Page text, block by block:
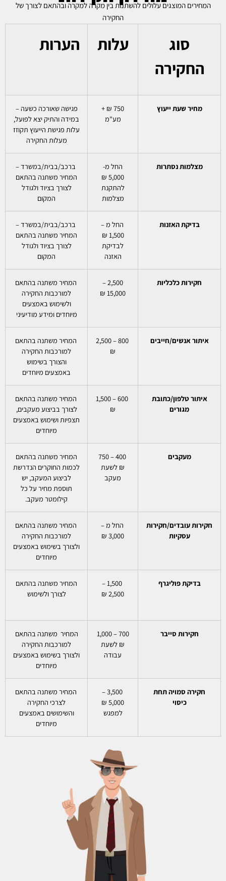
המחירים המוצגים עלולים להשתנות בין מקרה למקרה ובהתאם לצורך של
החקירה
סוג
החקירה
עלות הערות
מחיר שעת ייעוץ
750 ₪ +
מע"מ
פגישה שאורכה כשעה –
במידה והתיק יצא לפועל,
עלות פגישת הייעוץ תקוזז
מעלות החקירה
מצלמות נסתרות
החל מ-
5,000 ₪
להתקנת
מצלמות
ברכב/בבית/במשרד –
המחיר משתנה בהתאם
לצורך בציוד ולגודל
המקום
בדיקת האזנות
החל מ –
1,500 ₪
לבדיקת
האזנה
ברכב/בבית/במשרד –
המחיר משתנה בהתאם
לצורך בציוד ולגודל
המקום
חקירות כלכליות
2,500 –
15,000 ₪
המחיר משתנה בהתאם
למורכבות החקירה
ולשימוש באמצעים
מיוחדים ומידע מודיעיני
איתור אנשים/חייבים
800 – 2,500
₪
המחיר משתנה בהתאם
למורכבות החקירה
והצורך בשימוש
באמצעים מיוחדים
איתור טלפון/כתובת
מגורים
600 – 1,500
₪
המחיר משתנה בהתאם
לצורך בביצוע מעקבים,
תצפיות ושימוש באמצעים
מיוחדים
מעקבים
400 – 750
₪ לשעת
מעקב
המחיר משתנה בהתאם
לכמות החוקרים הנדרשת
לביצוע המעקב, יש
תוספת מחיר על כל
קילומטר מעקב.
חקירות עובדים/חקירות
עסקיות
החל מ –
3,000 ₪
המחיר משתנה בהתאם
למורכבות החקירה
ולצורך בשימוש באמצעים
מיוחדים
בדיקת פוליגרף
1,500 –
2,500 ₪
המחיר משתנה בהתאם
לצורך ולשימוש
חקירות סייבר
700 – 1,000
₪ לשעת
עבודה
המחיר משתנה בהתאם
למורכבות החקירה
ולצורך בשימוש באמצעים
מיוחדים
חקירה סמויה תחת
כיסוי
3,500 –
5,000 ₪
למפגש
המחיר משתנה בהתאם
לצרכי החקירה
והשימושים באמצעים
מיוחדים